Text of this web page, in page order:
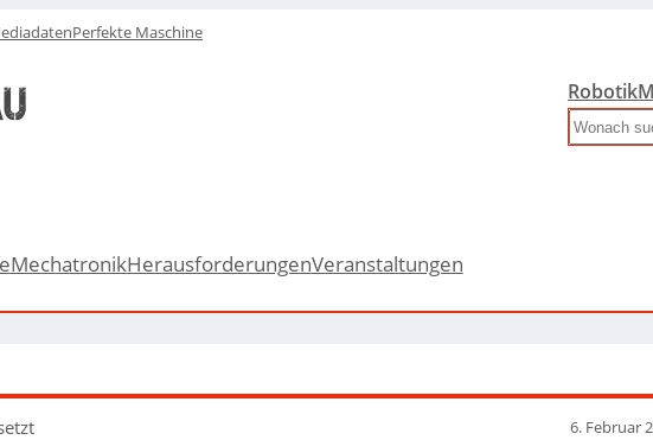
Perfekte Maschine
Robotik
Search
MechatronikHerausforderungenVeranstaltungen
6. Februar